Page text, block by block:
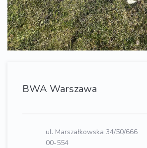
BWA Warszawa
ul. Marszałkowska 34/50/666
00-554